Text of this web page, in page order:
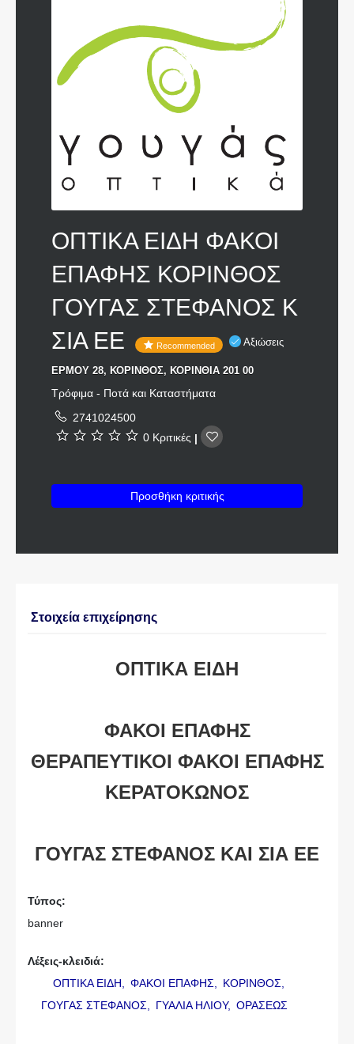
ΟΠΤΙΚΑ ΕΙΔΗ ΦΑΚΟΙ
ΕΠΑΦΗΣ ΚΟΡΙΝΘΟΣ
ΓΟΥΓΑΣ ΣΤΕΦΑΝΟΣ Κ
ΣΙΑ ΕΕ
Recommended Αξιώσεις
ΕΡΜΟΥ 28, ΚΟΡΙΝΘΟΣ, ΚΟΡΙΝΘΙΑ 201 00
Τρόφιμα - Ποτά και Καταστήματα
2741024500
0 Κριτικές |
Προσθήκη κριτικής
Στοιχεία επιχείρησης
ΟΠΤΙΚΑ ΕΙΔΗ
ΦΑΚΟΙ ΕΠΑΦΗΣ
ΘΕΡΑΠΕΥΤΙΚΟΙ ΦΑΚΟΙ ΕΠΑΦΗΣ
ΚΕΡΑΤΟΚΩΝΟΣ
ΓΟΥΓΑΣ ΣΤΕΦΑΝΟΣ ΚΑΙ ΣΙΑ ΕΕ
Τύπος:
banner
Λέξεις-κλειδιά:
ΟΠΤΙΚΑ ΕΙΔΗ,
ΦΑΚΟΙ ΕΠΑΦΗΣ,
ΚΟΡΙΝΘΟΣ,
ΓΟΥΓΑΣ ΣΤΕΦΑΝΟΣ,
ΓΥΑΛΙΑ ΗΛΙΟΥ, ΟΡΑΣΕΩΣ